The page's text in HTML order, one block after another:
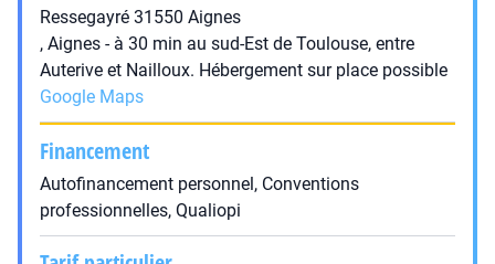
Ressegayré 31550 Aignes
, Aignes - à 30 min au sud-Est de Toulouse, entre
Auterive et Nailloux. Hébergement sur place possible
Google Maps
Financement
Autofinancement personnel, Conventions
professionnelles, Qualiopi